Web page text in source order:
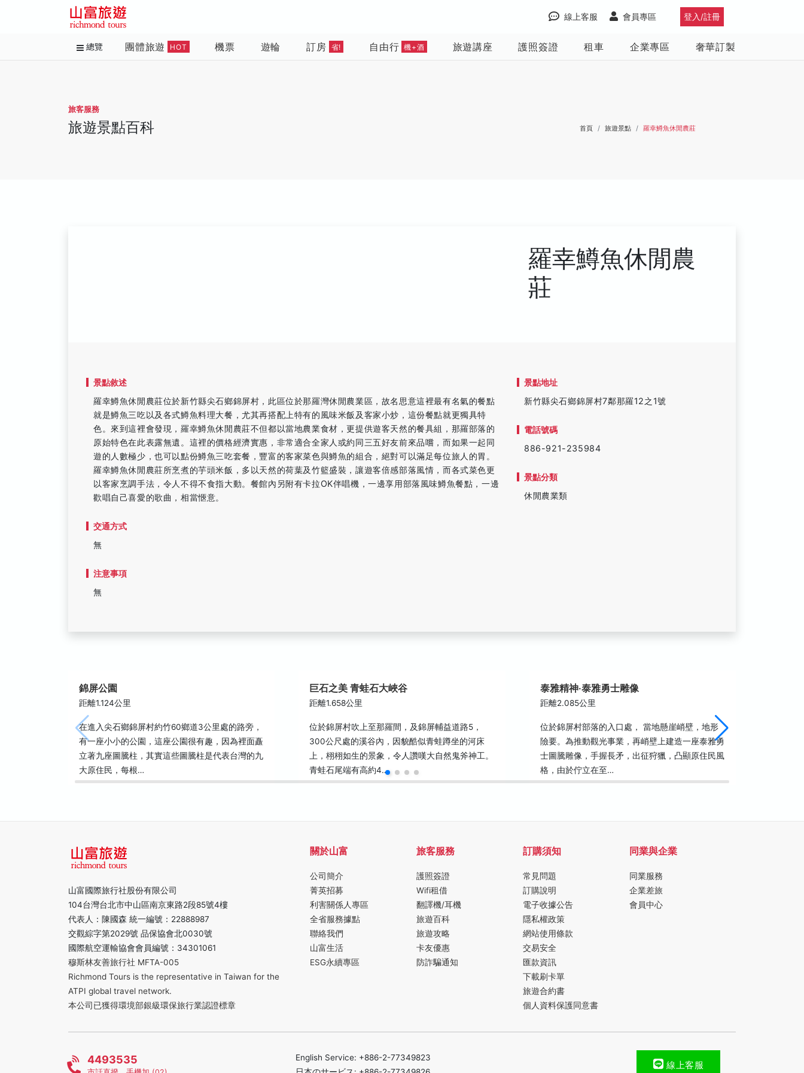
登入/註冊
會員專區
線上客服
總覽 團體旅遊 HOT 機票 遊輪 訂房 省! 自由行 機+酒 旅遊講座 護照簽證 租車 企業專區 奢華訂製
旅客服務
旅遊景點百科 首頁 旅遊景點 羅幸鱒魚休閒農莊
羅幸鱒魚休閒農
莊
景點敘述
羅幸鱒魚休閒農莊位於新竹縣尖石鄉錦屏村，此區位於那羅灣休閒農業區，故名思意這裡最有名氣的餐點
就是鱒魚三吃以及各式鱒魚料理大餐，尤其再搭配上特有的風味米飯及客家小炒，這份餐點就更獨具特
色。來到這裡會發現，羅幸鱒魚休閒農莊不但都以當地農業食材，更提供遊客天然的餐具組，那羅部落的
原始特色在此表露無遺。這裡的價格經濟實惠，非常適合全家人或約同三五好友前來品嚐，而如果一起同
遊的人數極少，也可以點份鱒魚三吃套餐，豐富的客家菜色與鱒魚的組合，絕對可以滿足每位旅人的胃。
羅幸鱒魚休閒農莊所烹煮的芋頭米飯，多以天然的荷葉及竹籃盛裝，讓遊客倍感部落風情，而各式菜色更
以客家烹調手法，令人不得不食指大動。餐館內另附有卡拉OK伴唱機，一邊享用部落風味鱒魚餐點，一邊
歡唱自己喜愛的歌曲，相當愜意。
交通方式
無
注意事項
無
景點地址
新竹縣尖石鄉錦屏村7鄰那羅12之1號
電話號碼
886-921-235984
景點分類
休閒農業類
錦屏公園
距離1.124公里
在進入尖石鄉錦屏村約竹60鄉道3公里處的路旁，
有一座小小的公園，這座公園很有趣，因為裡面矗
立著九座圖騰柱，其實這些圖騰柱是代表台灣的九
大原住民，每根…
巨石之美 青蛙石大峽谷
距離1.658公里
位於錦屏村吹上至那羅間，及錦屏輔益道路5，
300公尺處的溪谷內，因貌酷似青蛙蹲坐的河床
上，栩栩如生的景象，令人讚嘆大自然鬼斧神工。
青蛙石尾端有高約4…
泰雅精神‧泰雅勇士雕像
距離2.085公里
位於錦屏村部落的入口處， 當地懸崖峭壁，地形
險要。為推動觀光事業，再峭壁上建造一座泰雅勇
士圖騰雕像，手握長矛，出征狩獵，凸顯原住民風
格，由於佇立在至…
山富國際旅行社股份有限公司
104台灣台北市中山區南京東路2段85號4樓
代表人：陳國森 統一編號：22888987
交觀綜字第2029號 品保協會北0030號
國際航空運輸協會會員編號：34301061
穆斯林友善旅行社 MFTA-005
Richmond Tours is the representative in Taiwan for the
ATPI global travel network.
本公司已獲得環境部銀級環保旅行業認證標章
關於山富
公司簡介
菁英招募
利害關係人專區
全省服務據點
聯絡我們
山富生活
ESG永續專區
旅客服務
護照簽證
Wifi租借
翻譯機/耳機
旅遊百科
旅遊攻略
卡友優惠
防詐騙通知
訂購須知
常見問題
訂購說明
電子收據公告
隱私權政策
網站使用條款
交易安全
匯款資訊
下載刷卡單
旅遊合約書
個人資料保護同意書
同業與企業
同業服務
企業差旅
會員中心
4493535
English Service: +886-2-77349823
線上客服